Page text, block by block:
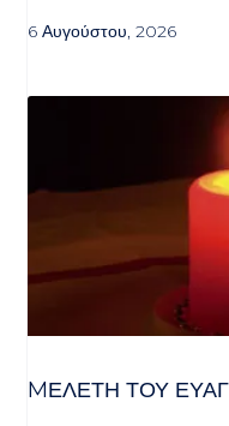
6 Αυγούστου, 2026
MΕΛΈΤΗ ΤΟΥ